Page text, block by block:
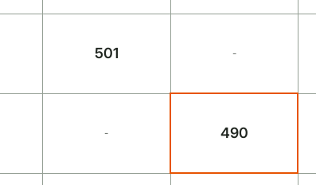
501 -
- 490